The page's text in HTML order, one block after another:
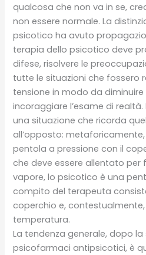
qualcosa che non va in se,
non essere normale. La
psicotico ha avuto
terapia dello psicotico deve
difese, risolvere le
tutte le situazioni che fossero
tensione in modo da
incoraggiare l’esame di
una situazione che ricorda
all’opposto:
pentola a pressione con il
che deve essere allentato per
vapore, lo psicotico è una
compito del terapeuta
coperchio e,
temperatura.
La tendenza generale, dopo
psicofarmaci antipsicotici, è